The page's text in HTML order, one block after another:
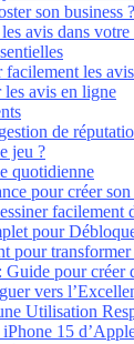
son business ?
avis dans
les
avis en ligne
de
jeu ?
quotidienne
pour créer
facilement
pour
pour
pour créer
vers
Utilisation
15